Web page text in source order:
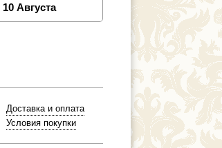
10 Августа
Доставка и оплата
Условия покупки